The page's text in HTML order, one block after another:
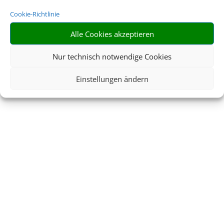
Cookie-Richtlinie
Alle Cookies akzeptieren
Nur technisch notwendige Cookies
Einstellungen ändern